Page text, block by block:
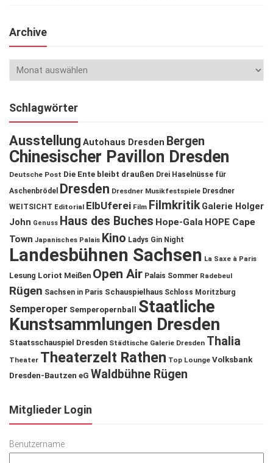
Archive
Schlagwörter
Ausstellung Autohaus Dresden Bergen
Chinesischer Pavillon Dresden
Deutsche Post Die Ente bleibt draußen Drei Haselnüsse für
Aschenbrödel
Dresden Dresdner Musikfestspiele Dresdner
WEITSICHT Editorial ElbUferei Film Filmkritik Galerie Holger
John Genuss Haus des Buches Hope-Gala HOPE Cape
Town Japanisches Palais Kino Ladys Gin Night
Landesbühnen Sachsen La Saxe à Paris
Lesung Loriot Meißen Open Air Palais Sommer Radebeul
Rügen Sachsen in Paris Schauspielhaus Schloss Moritzburg
Semperoper Semperopernball
Staatliche
Kunstsammlungen Dresden
Staatsschauspiel Dresden Städtische Galerie Dresden Thalia
Theater Theaterzelt Rathen Top Lounge Volksbank
Dresden-Bautzen eG Waldbühne Rügen
Mitglieder Login
Benutzername